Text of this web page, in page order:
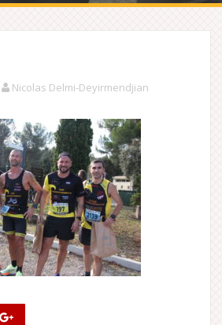
Nicolas Delmi-Deyirmendjian